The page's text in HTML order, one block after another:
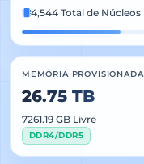
4,544 Total de Núcleos
MEMÓRIA PROVISIONADA
26.75 TB
7261.19 GB Livre
DDR4/DDR5